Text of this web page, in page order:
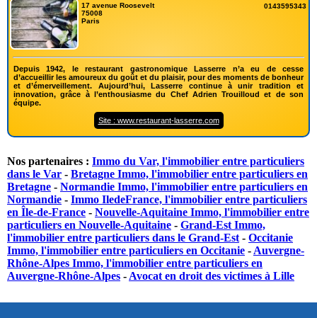
17 avenue Roosevelt
75008
Paris
0143595343
Depuis 1942, le restaurant gastronomique Lasserre n’a eu de cesse
d’accueillir les amoureux du goût et du plaisir, pour des moments de bonheur
et d’émerveillement. Aujourd’hui, Lasserre continue à unir tradition et
innovation, grâce à l’enthousiasme du Chef Adrien Trouilloud et de son
équipe.
Site : www.restaurant-lasserre.com
Nos partenaires : Immo du Var, l'immobilier entre particuliers
dans le Var - Bretagne Immo, l'immobilier entre particuliers en
Bretagne - Normandie Immo, l'immobilier entre particuliers en
Normandie - Immo IledeFrance, l'immobilier entre particuliers
en Île-de-France - Nouvelle-Aquitaine Immo, l'immobilier entre
particuliers en Nouvelle-Aquitaine - Grand-Est Immo,
l'immobilier entre particuliers dans le Grand-Est- Occitanie
Immo, l'immobilier entre particuliers en Occitanie -Auvergne-
Rhône-Alpes Immo, l'immobilier entre particuliers en
Auvergne-Rhône-Alpes -Avocat en droit des victimes à Lille